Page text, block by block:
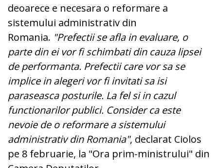
deoarece e necesara o reformare a
sistemului administrativ din
Romania. "Prefectii se afla in evaluare, o
parte din ei vor fi schimbati din cauza lipsei
de performanta. Prefectii care vor sa se
implice in alegeri vor fi invitati sa isi
paraseasca posturile. La fel si in cazul
functionarilor publici. Consider ca este
nevoie de o reformare a sistemului
administrativ din Romania", declarat Ciolos
pe 8 februarie, la "Ora prim-ministrului" din